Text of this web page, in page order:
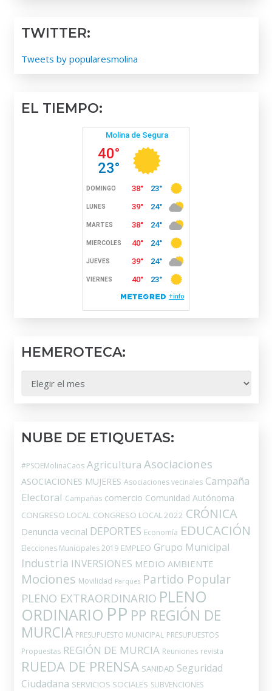
TWITTER:
Tweets by popularesmolina
EL TIEMPO:
HEMEROTECA:
NUBE DE ETIQUETAS:
#PSOEMolinaCaos Agricultura Asociaciones
ASOCIACIONES MUJERES Asociaciones vecinales Campaña
Electoral Campañas comercio Comunidad Autónoma
CONGRESO LOCAL CONGRESO LOCAL 2022 CRÓNICA
Denuncia vecinal DEPORTES Economía EDUCACIÓN
Elecciones Municipales 2019 EMPLEO Grupo Municipal
Industria INVERSIONES MEDIO AMBIENTE
Mociones Movilidad Parques Partido Popular
PLENO EXTRAORDINARIO PLENO
ORDINARIO PP PP REGIÓN DE
MURCIA PRESUPUESTO MUNICIPAL PRESUPUESTOS
Propuestas REGIÓN DE MURCIA Reuniones revista
RUEDA DE PRENSA SANIDAD Seguridad
Ciudadana SERVICIOS SOCIALES SUBVENCIONES